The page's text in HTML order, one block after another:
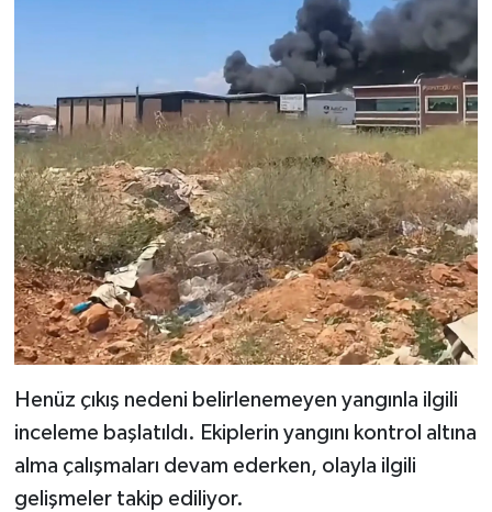
Henüz çıkış nedeni belirlenemeyen yangınla ilgili
inceleme başlatıldı. Ekiplerin yangını kontrol altına
alma çalışmaları devam ederken, olayla ilgili
gelişmeler takip ediliyor.